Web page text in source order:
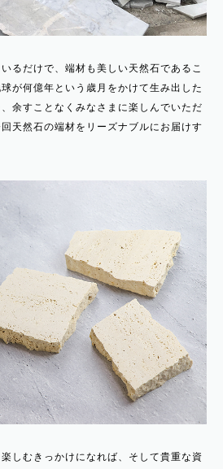
るだけで、端材も美しい天然石であるこ
が何億年という歳月をかけて生み出した
余すことなくみなさまに楽しんでいただ
天然石の端材をリーズナブルにお届けす
しむきっかけになれば、そして貴重な資